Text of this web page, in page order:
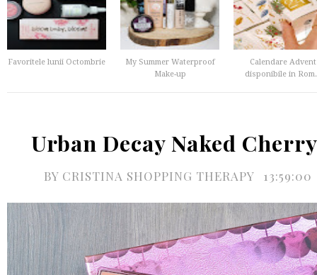
Favoritele lunii Octombrie
My Summer Waterproof
Make-up
Calendare Advent
disponibile in
Urban Decay Naked
BY CRISTINA SHOPPING THERAPY 13:59:00